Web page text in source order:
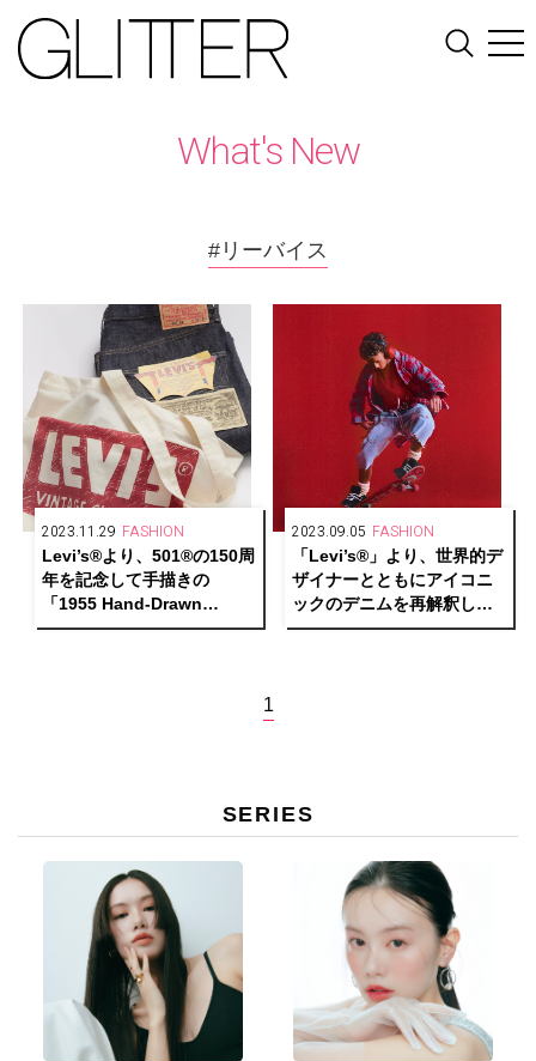
What's New
#リーバイス
2023.11.29 FASHION
Levi’s®より、501®の150周
年を記念して手描きの
「1955 Hand-Drawn
501®」を発売
2023.09.05 FASHION
「Levi’s®」より、世界的デ
ザイナーとともにアイコニ
ックのデニムを再解釈した
コレクションを発表
1
SERIES